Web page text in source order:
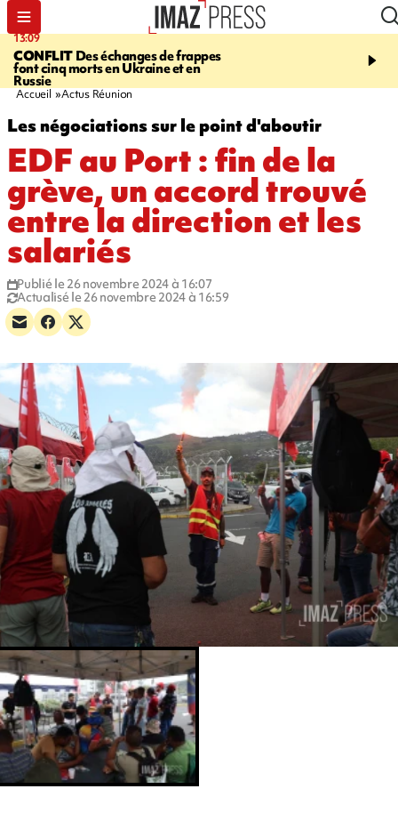
13:09
CONFLIT Des échanges de frappes
font cinq morts en Ukraine et en
Russie
17:14
Quatre
européennes pour les
Accueil Actus Réunion
Les négociations sur le point d'aboutir
EDF au Port : fin de la
grève, un accord trouvé
entre la direction et les
salariés
Publié le 26 novembre 2024 à 16:07
Actualisé le 26 novembre 2024 à 16:59